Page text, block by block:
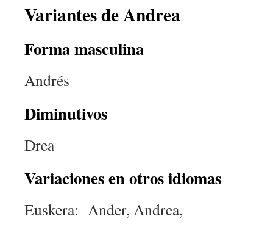
Variantes de Andrea
Forma masculina
Andrés
Diminutivos
Drea
Variaciones en otros idiomas
Euskera: Ander, Andrea,